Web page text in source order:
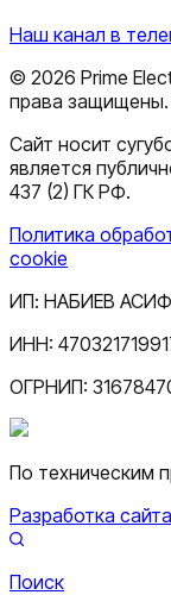
Наш канал в
© 2026 Prime
права защищены.
Сайт носит
является
437 (2) ГК РФ.
Политика
cookie
ИП: НАБИЕВ
ИНН:
ОГРНИП:
По техническим
Разработка
Поиск